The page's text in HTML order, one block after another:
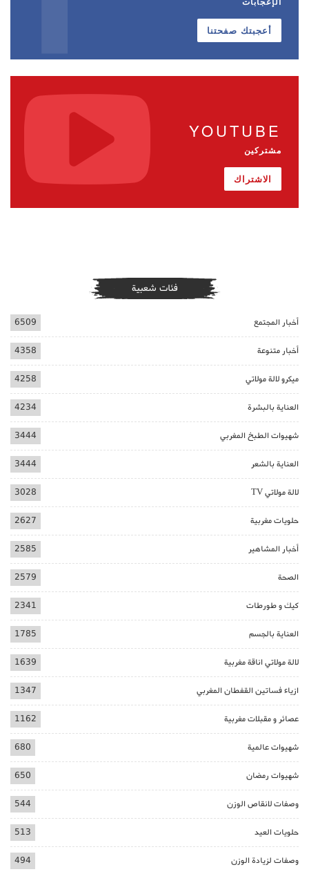
أعجبتك صفحتنا
YOUTUBE
مشتركين
الاشتراك
فئات شعبية
أخبار المجتمع 6509
أخبار متنوعة 4358
ميكرو لالة مولاتي 4258
العناية بالبشرة 4234
شهيوات الطبخ المغربي 3444
العناية بالشعر 3444
لالة مولاتي TV 3028
حلويات مغربية 2627
أخبار المشاهير 2585
الصحة 2579
كيك و طورطات 2341
العناية بالجسم 1785
لالة مولاتي اناقة مغربية 1639
ازياء فساتين القفطان المغربي 1347
عصائر و مقبلات مغربية 1162
شهيوات عالمية 680
شهيوات رمضان 650
وصفات لانقاص الوزن 544
حلويات العيد 513
وصفات لزيادة الوزن 494